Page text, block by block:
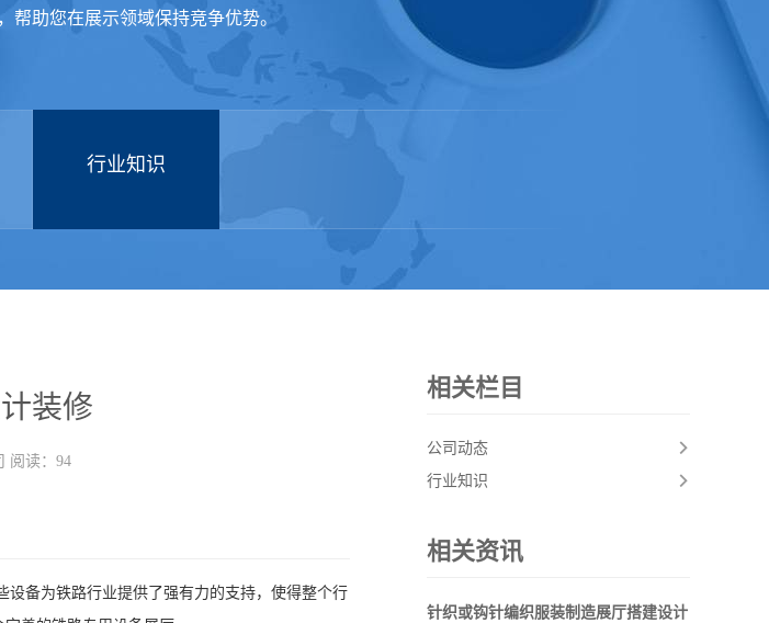
帮助您在展示领域保持竞争优势。
行业知识
装修
阅读：94
设备为铁路行业提供了强有力的支持，使得整个行
相关栏目
公司动态
行业知识
相关资讯
针织或钩针编织服装制造展厅搭建设计